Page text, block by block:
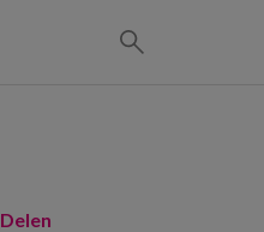
Delen